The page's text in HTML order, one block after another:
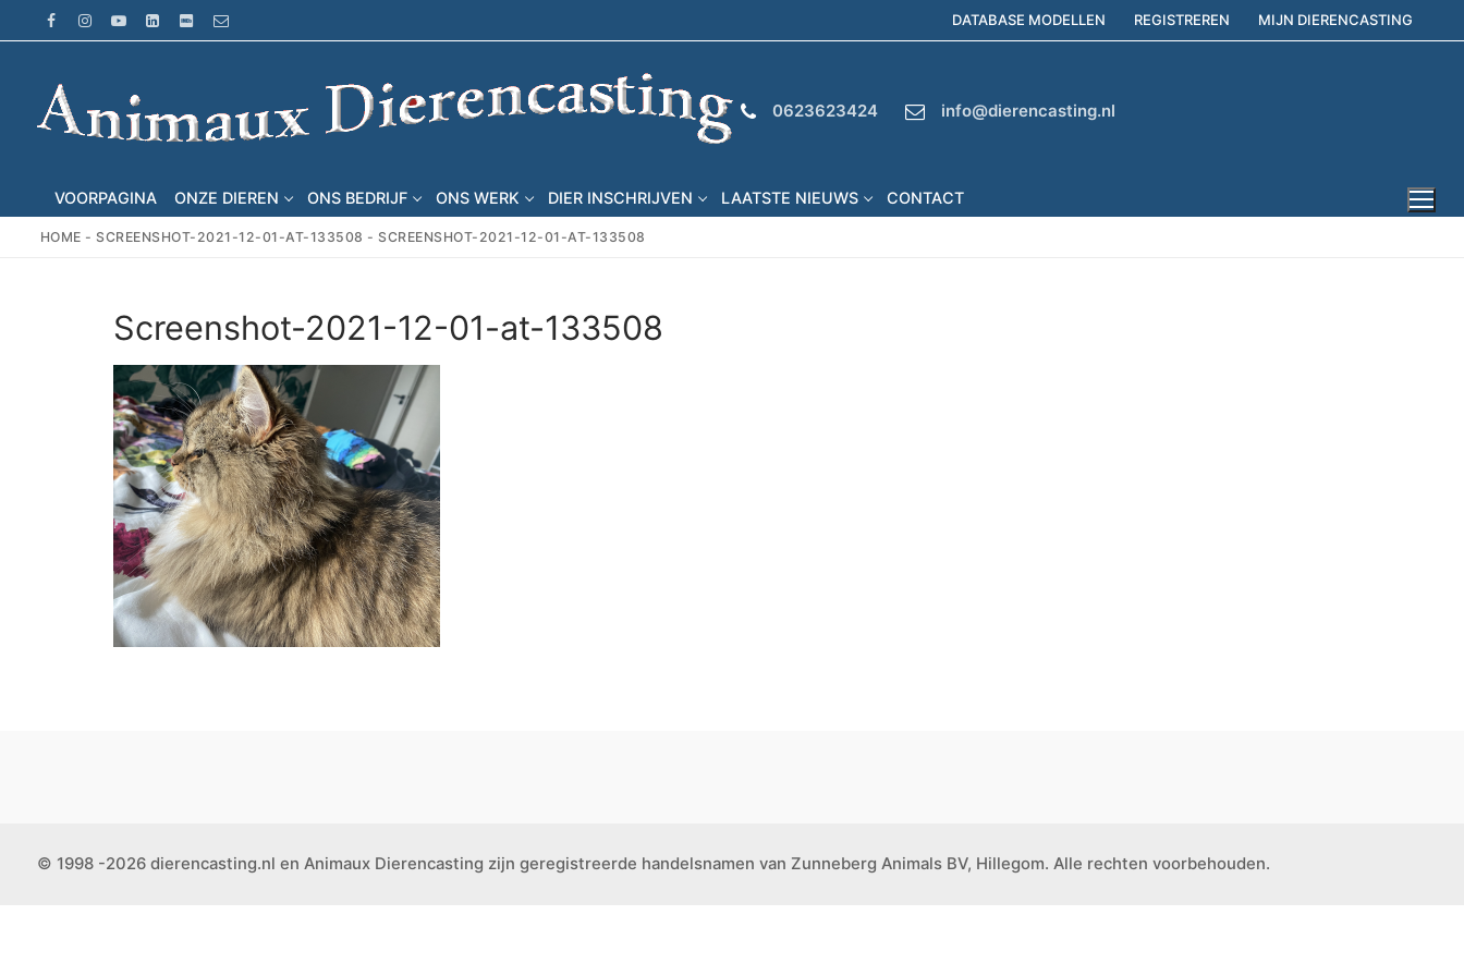
naar
inhoud
DATABASE MODELLEN REGISTREREN MIJN DIERENCASTING
0623623424 info@dierencasting.nl
VOORPAGINA ONZE DIEREN ONS BEDRIJF ONS WERK DIER INSCHRIJVEN LAATSTE NIEUWS CONTACT
HOME - SCREENSHOT-2021-12-01-AT-133508 - SCREENSHOT-2021-12-01-AT-133508
Screenshot-2021-12-01-at-133508
© 1998 -2026 dierencasting.nl en Animaux Dierencasting zijn geregistreerde handelsnamen van Zunneberg Animals BV, Hillegom. Alle rechten voorbehouden.